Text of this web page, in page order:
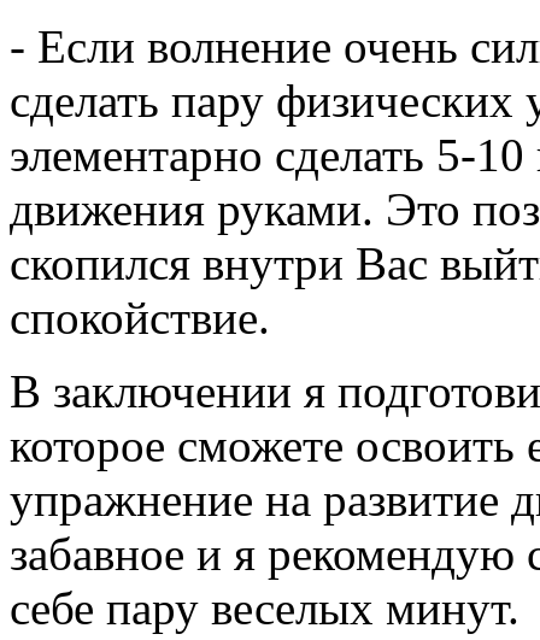
- Если волнение очень
сделать пару
элементарно сделать 5-
движения руками. Это
скопился внутри Вас
спокойствие.
В заключении я
которое сможете освоить
упражнение на развитие
забавное и я рекомендую
себе пару веселых минут.